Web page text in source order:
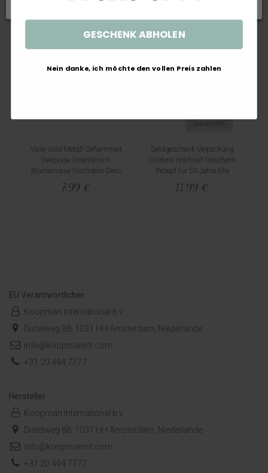
Vase Gold Metall Gehämmert
Dekovase Orientalisch
Blumenvase Tischdeko Deko
7,99 €
Geldgeschenk Verpackung
Goldene Hochzeit Geschenk
Rezept für 50 Jahre Ehe
11,99 €
EU Verantwortlicher
Koopman International b.v
Distelweg 88, 1031 HH Amsterdam, Niederlande
info@koopmanint.com
+31 20 494 7777
Hersteller
Koopman International b.v
Distelweg 88, 1031 HH Amsterdam, Niederlande
info@koopmanint.com
+31 20 494 7777
GESCHENK ABHOLEN
Nein danke, ich möchte den vollen Preis zahlen